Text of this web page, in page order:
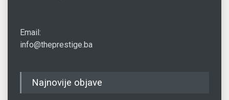
Email:
info@theprestige.ba
Najnovije objave